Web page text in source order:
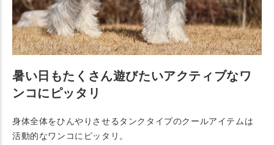
暑い日もたくさん遊びたいアクティブなワ
ンコにピッタリ
身体全体をひんやりさせるタンクタイプのクールアイテムは
活動的なワンコにピッタリ。